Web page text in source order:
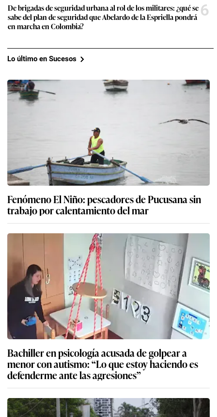
De brigadas de seguridad urbana al rol de los militares: ¿qué se
sabe del plan de seguridad que Abelardo de la Espriella pondrá
en marcha en Colombia?
6
Lo último en Sucesos
Fenómeno El Niño: pescadores de Pucusana sin
trabajo por calentamiento del mar
Bachiller en psicología acusada de golpear a
menor con autismo: “Lo que estoy haciendo es
defenderme ante las agresiones”